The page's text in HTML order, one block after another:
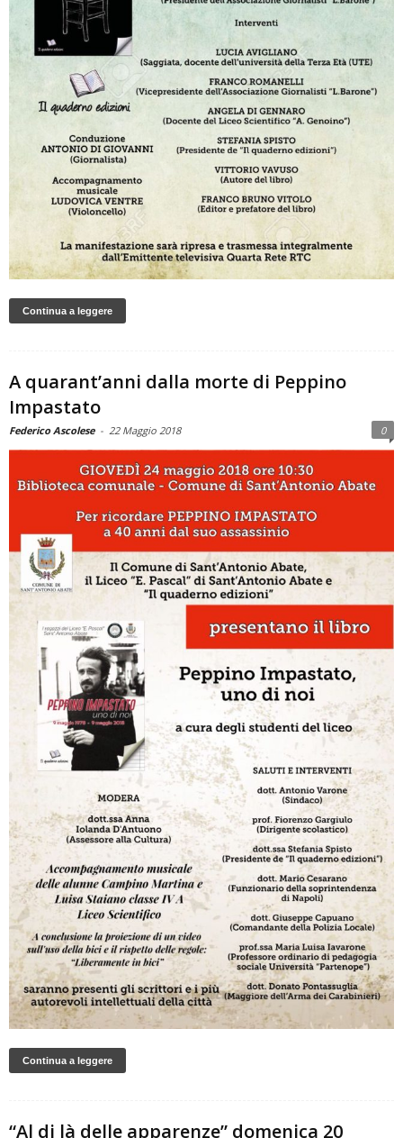
Continua a leggere
A quarant’anni dalla morte di Peppino
Impastato
Federico Ascolese - 22 Maggio 2018 0
Continua a leggere
“Al di là delle apparenze” domenica 20